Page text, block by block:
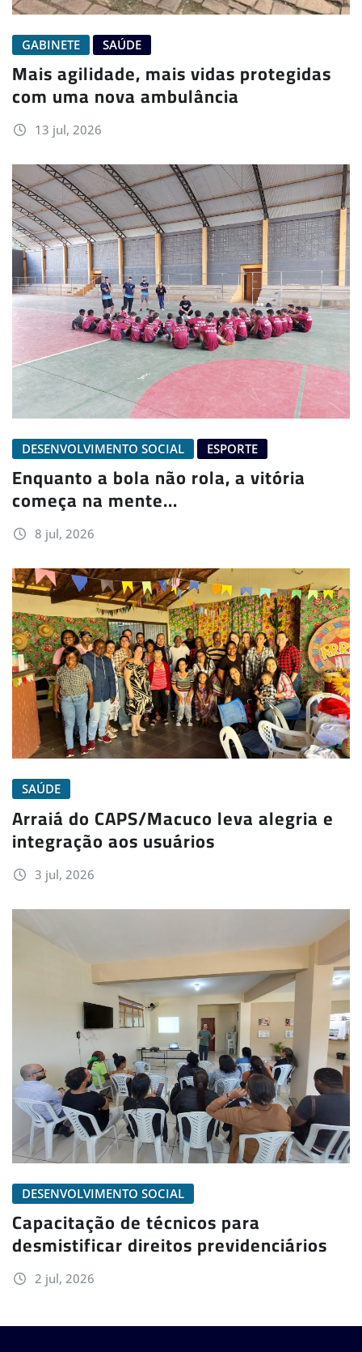
GABINETE SAÚDE
Mais agilidade, mais vidas protegidas
com uma nova ambulância
13 jul, 2026
DESENVOLVIMENTO SOCIAL ESPORTE
Enquanto a bola não rola, a vitória
começa na mente…
8 jul, 2026
SAÚDE
Arraiá do CAPS/Macuco leva alegria e
integração aos usuários
3 jul, 2026
DESENVOLVIMENTO SOCIAL
Capacitação de técnicos para
desmistificar direitos previdenciários
2 jul, 2026